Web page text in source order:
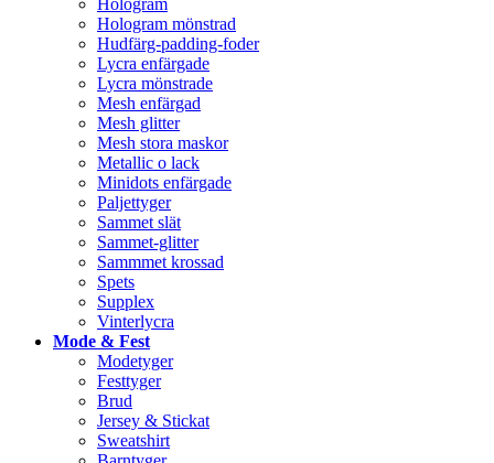
Hologram
Hologram mönstrad
Hudfärg-padding-foder
Lycra enfärgade
Lycra mönstrade
Mesh enfärgad
Mesh glitter
Mesh stora maskor
Metallic o lack
Minidots enfärgade
Paljettyger
Sammet slät
Sammet-glitter
Sammmet krossad
Spets
Supplex
Vinterlycra
Mode & Fest
Modetyger
Festtyger
Brud
Jersey & Stickat
Sweatshirt